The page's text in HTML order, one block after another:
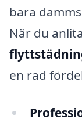
bara
När du
en rad